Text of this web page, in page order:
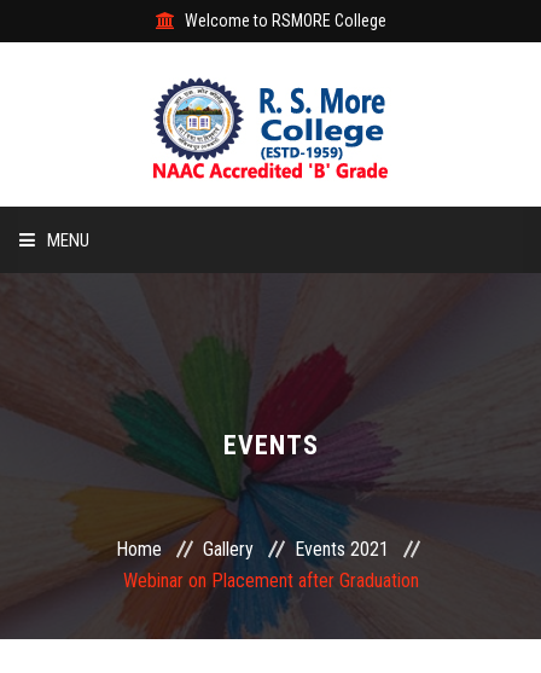
Welcome to RSMORE College
MENU
ACADEMIC
STUDENT
PAYMENT
EVENTS
Home Gallery
Events 2021
Webinar on Placement after Graduation